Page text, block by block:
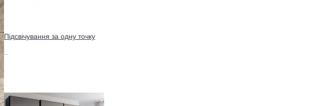
Підсвічування за одну точку
..